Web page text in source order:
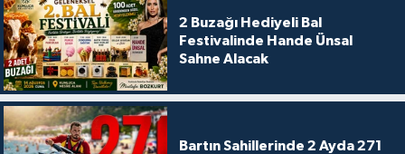
2 Buzağı Hediyeli Bal
Festivalinde Hande Ünsal
Sahne Alacak
Bartın Sahillerinde 2 Ayda 271